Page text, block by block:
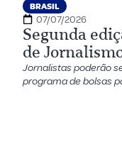
BRASIL
07/07/2026
Segunda
de
Jornalistas poderão
programa de bolsas